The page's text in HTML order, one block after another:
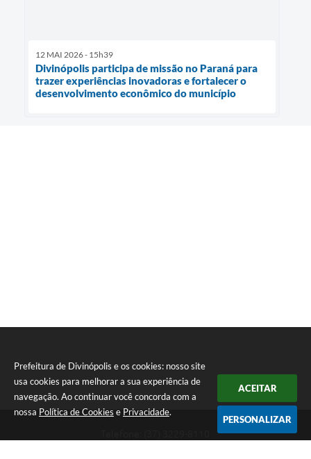
Prefeitura de Divinópolis e os cookies: nosso site
usa cookies para melhorar a sua experiência de
navegação. Ao continuar você concorda com a
nossa Política de Cookies e Privacidade.
ACEITAR
PERSONALIZAR
12 MAI 2026 - 15h39
Divinópolis participa de missão no Paraná para
trazer experiências inovadoras e fortalecer o
desenvolvimento econômico do município